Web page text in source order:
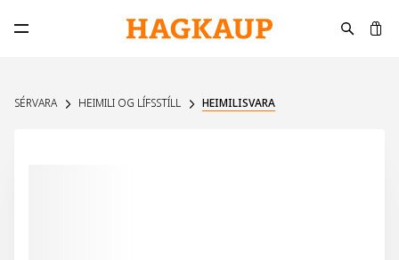
Opna aðalvalmynd
SÉRVARA HEIMILI OG LÍFSSTÍLL HEIMILISVARA